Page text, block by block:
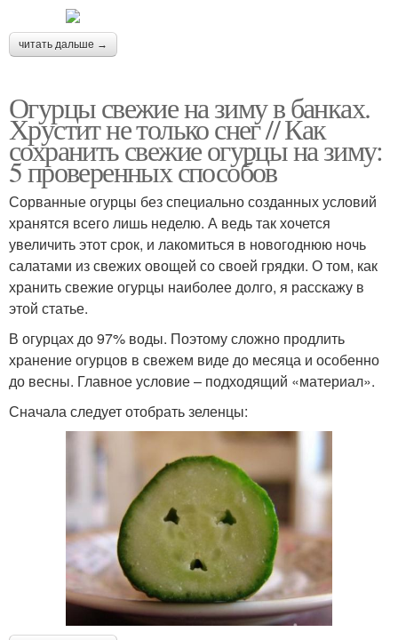
читать дальше →
Огурцы свежие на зиму в банках.
Хрустит не только снег // Как
сохранить свежие огурцы на зиму:
5 проверенных способов
Сорванные огурцы без специально созданных условий
хранятся всего лишь неделю. А ведь так хочется
увеличить этот срок, и лакомиться в новогоднюю ночь
салатами из свежих овощей со своей грядки. О том, как
хранить свежие огурцы наиболее долго, я расскажу в
этой статье.
В огурцах до 97% воды. Поэтому сложно продлить
хранение огурцов в свежем виде до месяца и особенно
до весны. Главное условие – подходящий «материал».
Сначала следует отобрать зеленцы: